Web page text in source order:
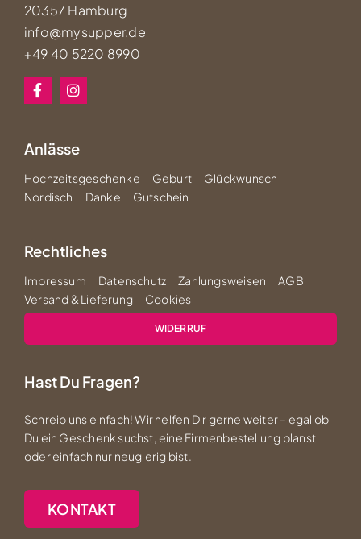
20357 Hamburg
info@mysupper.de
+49 40 5220 8990
Anlässe
Hochzeitsgeschenke Geburt
Glückwunsch
Nordisch
Danke Gutschein
Rechtliches
Impressum Datenschutz Zahlungsweisen
AGB
Versand & Lieferung
Cookies
WIDERRUF
Hast Du Fragen?
Schreib uns einfach! Wir helfen Dir gerne weiter – egal ob
Du ein Geschenk suchst, eine Firmenbestellung planst
oder einfach nur neugierig bist.
KONTAKT